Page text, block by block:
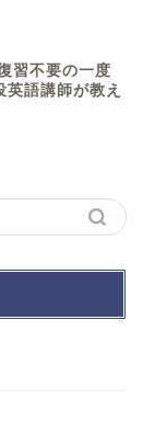
習不要の一度
語講師が教え